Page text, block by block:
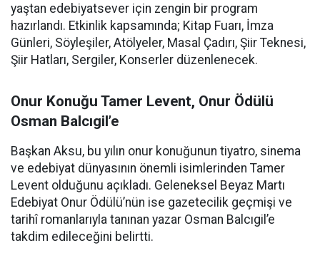
yaştan edebiyatsever için zengin bir program
hazırlandı. Etkinlik kapsamında; Kitap Fuarı, İmza
Günleri, Söyleşiler, Atölyeler, Masal Çadırı, Şiir Teknesi,
Şiir Hatları, Sergiler, Konserler düzenlenecek.
Onur Konuğu Tamer Levent, Onur Ödülü
Osman Balcıgil’e
Başkan Aksu, bu yılın onur konuğunun tiyatro, sinema
ve edebiyat dünyasının önemli isimlerinden Tamer
Levent olduğunu açıkladı. Geleneksel Beyaz Martı
Edebiyat Onur Ödülü’nün ise gazetecilik geçmişi ve
tarihî romanlarıyla tanınan yazar Osman Balcıgil’e
takdim edileceğini belirtti.